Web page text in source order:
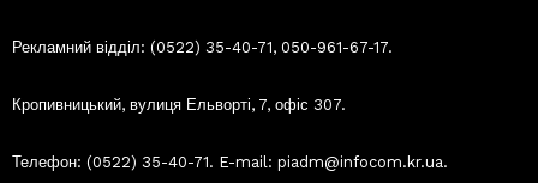
Рекламний відділ: (0522) 35-40-71, 050-961-67-17.
Кропивницький, вулиця Ельворті, 7, офіс 307.
Телефон: (0522) 35-40-71. E-mail: piadm@infocom.kr.ua.